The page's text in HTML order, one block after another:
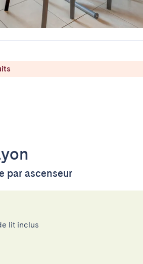
par ascenseur
lit inclus